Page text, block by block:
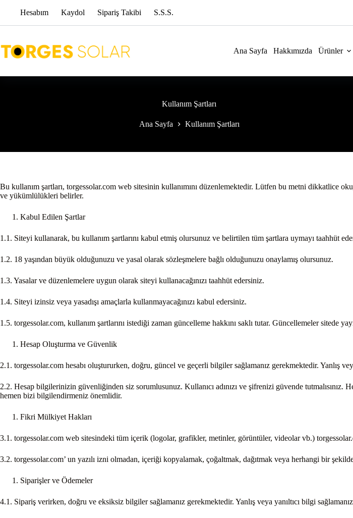
Hesabım Kaydol Sipariş Takibi S.S.S.
Ana Sayfa Hakkımızda Ürünler
Kullanım Şartları
Ana Sayfa Kullanım Şartları
Bu kullanım şartları, torgessolar.com web sitesinin kullanımını düzenlemektedir. Lütfen bu metni dikkatlice
ve yükümlülükleri belirler.
Kabul Edilen Şartlar
1.1. Siteyi kullanarak, bu kullanım şartlarını kabul etmiş olursunuz ve belirtilen tüm şartlara uymayı taahhüt
1.2. 18 yaşından büyük olduğunuzu ve yasal olarak sözleşmelere bağlı olduğunuzu onaylamış olursunuz.
1.3. Yasalar ve düzenlemelere uygun olarak siteyi kullanacağınızı taahhüt edersiniz.
1.4. Siteyi izinsiz veya yasadışı amaçlarla kullanmayacağınızı kabul edersiniz.
1.5. torgessolar.com, kullanım şartlarını istediği zaman güncelleme hakkını saklı tutar. Güncellemeler sitede
Hesap Oluşturma ve Güvenlik
2.1. torgessolar.com hesabı oluştururken, doğru, güncel ve geçerli bilgiler sağlamanız gerekmektedir. Yanlış
2.2. Hesap bilgilerinizin güvenliğinden siz sorumlusunuz. Kullanıcı adınızı ve şifrenizi güvende tutmalısınız.
hemen bizi bilgilendirmeniz önemlidir.
Fikri Mülkiyet Hakları
3.1. torgessolar.com web sitesindeki tüm içerik (logolar, grafikler, metinler, görüntüler, videolar vb.)
3.2. torgessolar.com’ un yazılı izni olmadan, içeriği kopyalamak, çoğaltmak, dağıtmak veya herhangi bir
Siparişler ve Ödemeler
4.1. Sipariş verirken, doğru ve eksiksiz bilgiler sağlamanız gerekmektedir. Yanlış veya yanıltıcı bilgi